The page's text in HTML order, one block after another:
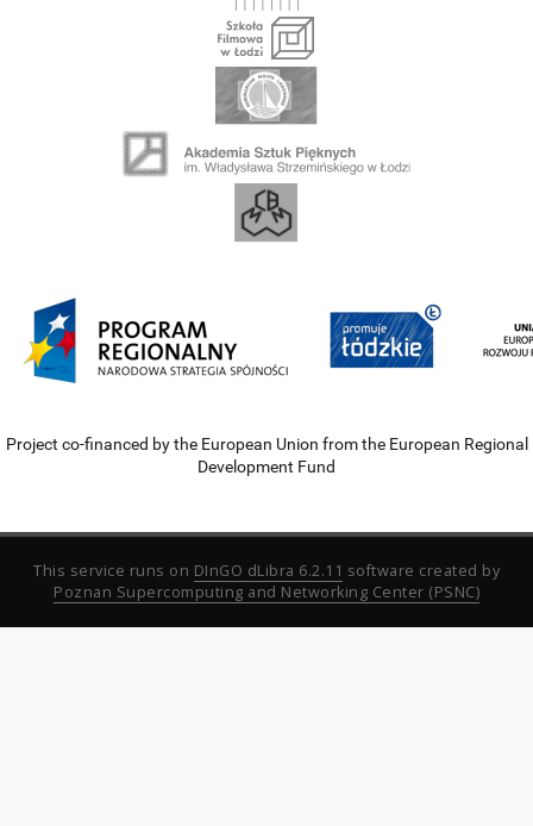
Project co-financed by the European Union from the European Regional
Development Fund
This service runs on DInGO dLibra 6.2.11 software created by
Poznan Supercomputing and Networking Center (PSNC)